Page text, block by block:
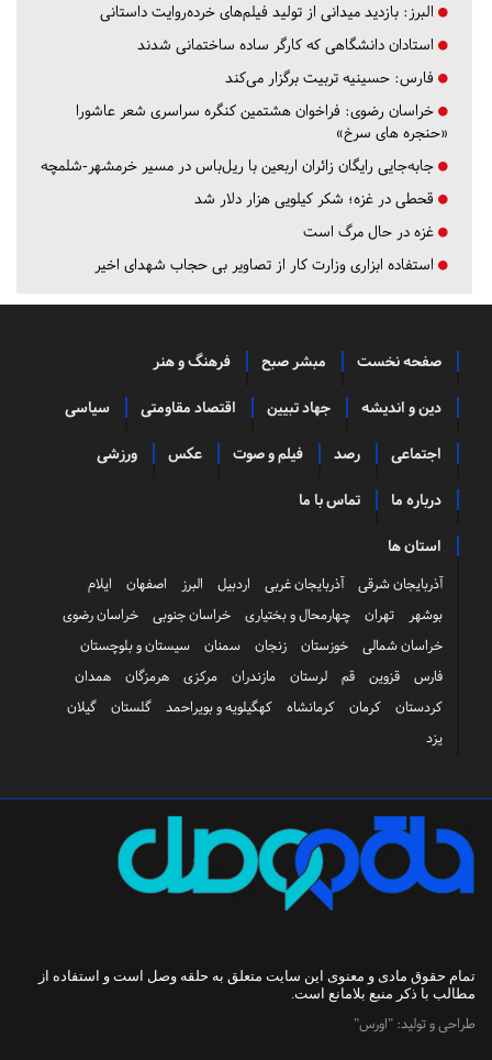
البرز: بازدید میدانی از تولید فیلم‌های خرده‌روایت داستانی
استادان دانشگاهی که کارگر ساده ساختمانی شدند
فارس: حسینیه تربیت برگزار می‌کند
خراسان رضوی: فراخوان هشتمین کنگره سراسری شعر عاشورا
«حنجره های سرخ»
جابه‌جایی رایگان زائران اربعین با ریل‌باس در مسیر خرمشهر-شلمچه
قحطی در غزه؛ شکر کیلویی هزار دلار شد
غزه در حال مرگ است
استفاده ابزاری وزارت کار از تصاویر بی حجاب شهدای اخیر
صفحه نخست مبشر صبح فرهنگ و هنر
دین و اندیشه جهاد تبیین اقتصاد مقاومتی سیاسی
اجتماعی رصد فیلم و صوت عکس ورزشی
درباره ما تماس با ما
استان ها
آذربایجان شرقی آذربایجان غربی اردبیل البرز اصفهان
ایلام
بوشهر
تهران چهارمحال و بختیاری خراسان جنوبی
خراسان رضوی
خراسان شمالی
خوزستان زنجان سمنان
سیستان و بلوچستان
فارس
قزوین قم لرستان مازندران مرکزی هرمزگان
همدان
کردستان
کرمان کرمانشاه کهگیلویه و بویراحمد گلستان
گیلان
یزد
تمام حقوق مادی و معنوی این سایت متعلق به حلقه وصل است و استفاده از
مطالب با ذکر منبع بلامانع است.
طراحی و تولید: "اورس"